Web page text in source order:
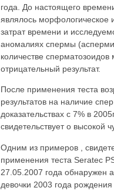
года. До настоящего
являлось морфологическое
затрат времени и
аномалиях спермы
количестве
отрицательный результат.
После применения теста
результатов на наличие
доказательствах с 7% в
свидетельствует о высокой
Одним из примеров ,
применения теста Seratec
27.05.2007 года обнаружен
девочки 2003 года